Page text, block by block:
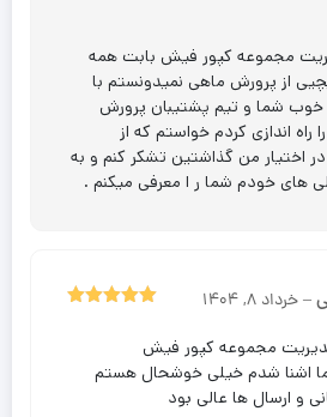
مجموعه کپور فیش بابت همه
از پرورش ماهی نمیدونستم با
خوب شما و تیم پشتیبان پرورش
راه اندازی کردم خواستم که از
اختیار من گذاشتین تشکر کنم و به
های خودم شما ر ا معرفی میکنم .
– خرداد 8, 1404
مجموعه کپور فیش
شما اشنا شدم خیلی خوشحال هستم
و ارسال ها عالی بود